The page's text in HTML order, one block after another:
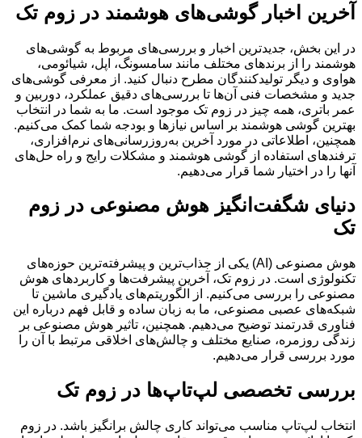
آخرین اخبار گوشی‌های هوشمند در زوم تک
در این بخش، جدیدترین اخبار و بررسی‌های مربوط به گوشی‌های
هوشمند را از برندهای مختلف مانند سامسونگ، اپل، شیائومی،
هواوی و دیگر تولیدکنندگان مطرح دنبال کنید. از معرفی گوشی‌های
جدید و مشخصات فنی آن‌ها تا بررسی‌های دقیق عملکرد، دوربین و
عمر باتری، همه چیز در زوم تک موجود است. ما به شما در انتخاب
بهترین گوشی هوشمند بر اساس نیازها و بودجه شما کمک می‌کنیم.
همچنین، اطلاعاتی در مورد آخرین به‌روزرسانی‌های نرم‌افزاری،
ترفندهای استفاده از گوشی هوشمند و مشکلات رایج و راه حل‌های
آنها را در اختیار شما قرار می‌دهیم.
دنیای شگفت‌انگیز هوش مصنوعی در زوم
تک
هوش مصنوعی (AI) یکی از جذاب‌ترین و پیشرفته‌ترین حوزه‌های
تکنولوژی است. در زوم تک، آخرین پیشرفت‌ها و کاربردهای هوش
مصنوعی را بررسی می‌کنیم. از الگوریتم‌های یادگیری ماشین تا
شبکه‌های عصبی مصنوعی، ما به زبان ساده و قابل فهم درباره این
فناوری قدرتمند توضیح می‌دهیم. همچنین، تاثیر هوش مصنوعی بر
زندگی روزمره، صنایع مختلف و چالش‌های اخلاقی مرتبط با آن را
مورد بررسی قرار می‌دهیم.
بررسی تخصصی لپ‌تاپ‌ها در زوم تک
انتخاب لپ‌تاپ مناسب می‌تواند کاری چالش برانگیز باشد. در زوم